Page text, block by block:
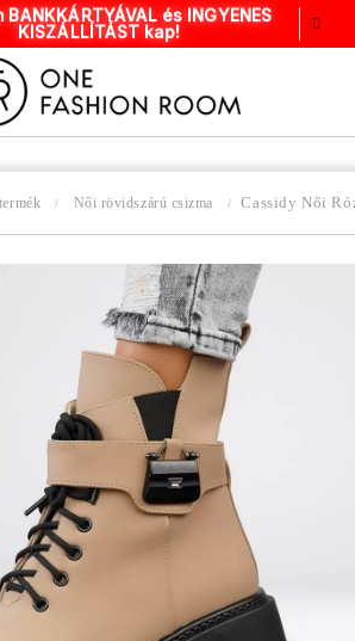
BANKKÁRTYÁVAL és INGYENES
KISZÁLLÍTÁST kap!
Női rövidszárú csizma Cassidy Női